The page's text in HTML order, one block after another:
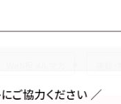
ご協力ください ／